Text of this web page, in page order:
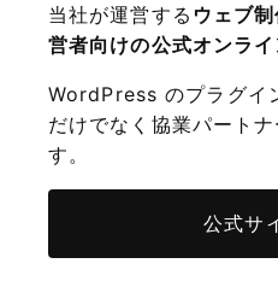
当社が運営する ウェブ
営者向けの公式オンライ
WordPress のプラグイ
だけでなく協業パート
す。
公式サ